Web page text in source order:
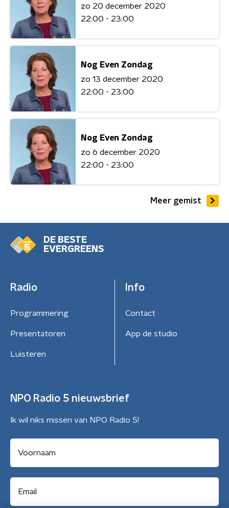
zo 20 december 2020
22:00 - 23:00
Nog Even Zondag
zo 13 december 2020
22:00 - 23:00
Nog Even Zondag
zo 6 december 2020
22:00 - 23:00
Meer gemist
DE BESTE
EVERGREENS
Radio
Programmering
Presentatoren
Luisteren
Info
Contact
App de studio
NPO Radio 5 nieuwsbrief
Ik wil niks missen van NPO Radio 5!